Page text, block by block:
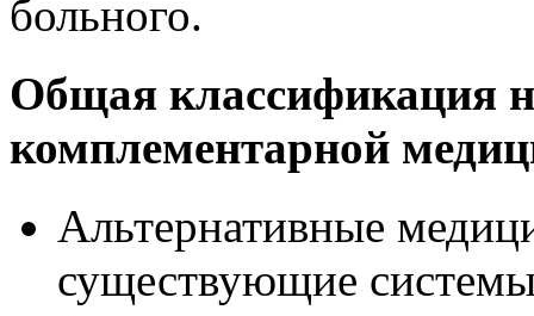
больного.
Общая классификация
комплементарной
Альтернативные
существующие